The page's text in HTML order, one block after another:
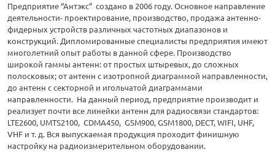
Предприятие “Антэкс” создано в 2006 году. Основное направление
деятельности- проектирование, производство, продажа антенно-
фидерных устройств различных частотных диапазонов и
конструкций. Дипломированные специалисты предприятия имеют
многолетний опыт работы в данной сфере. Производство
широкой гаммы антенн: от простых штыревых, до сложных
полосковых; от антенн с изотропной диаграммой направленности,
до антенн с секторной и игольчатой диаграммами
направленности. На данный период, предприятие производит и
реализует почти все линейки антенн для радиосвязи стандартов:
LTE2600, UMTS2100, CDMA450, GSM900, GSM1800, DECT, WIFI, UHF,
VHF и т. д. Вся выпускаемая продукция проходит финишную
настройку на радиоизмерительном оборудовании.